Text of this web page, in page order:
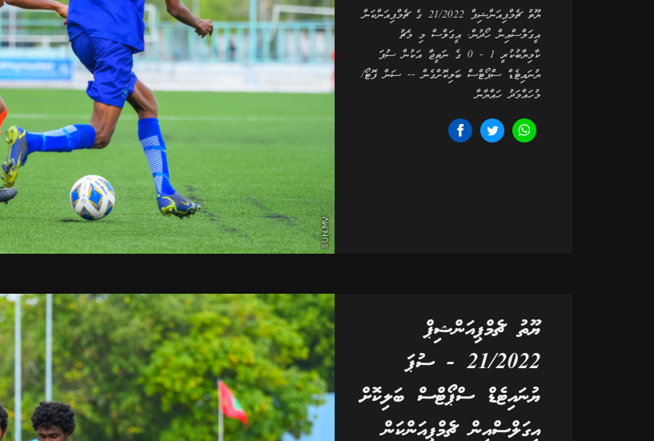
ޔޫތު ޗެމްޕިއަންޝިޕް 21/2022 ގެ ޗެމްޕިއަންކަން
އީގަލްސްއިން ހޯދުން. އީގަލްސް މި މެޗު
ކާމިޔާބުކުރީ 1 - 0 ގެ ނަތީޖާ އަކުން ސުޕަ
ޔުނައިޓެޑް ސްޕޯޓްސް ބަލިކޮށްގެން -- ސަން ފޮޓޯ/
މުހައްމަދު ހައްޔާން
ޔޫތު ޗެމްޕިއަންޝިޕް
21/2022 - ސުޕަ
ޔުނައިޓެޑް ސްޕޯޓްސް ބަލިކޮށް
އީގަލްސްއިން ޗެމްޕިއަންކަން